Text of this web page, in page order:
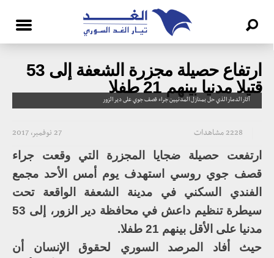
ارتفاع حصيلة مجزرة الشعفة إلى 53
قتيلا مدنيا بينهم 21 طفلا
آثار الدمار الذي حل بمنازل المدنيين جراء قصف جوي على دير الزور
27 نوفمبر، 2017 2228 مشاهدات
ارتفعت حصيلة ضجايا المجزرة التي وقعت جراء
قصف جوي روسي استهدف يوم أمس الأحد مجمع
الفندي السكني في مدينة الشعفة الواقعة تحت
سيطرة تنظيم داعش في محافظة دير الزور، إلى 53
مدنيا على الأقل بينهم 21 طفلا.
حيث أفاد المرصد السوري لحقوق الإنسان أن